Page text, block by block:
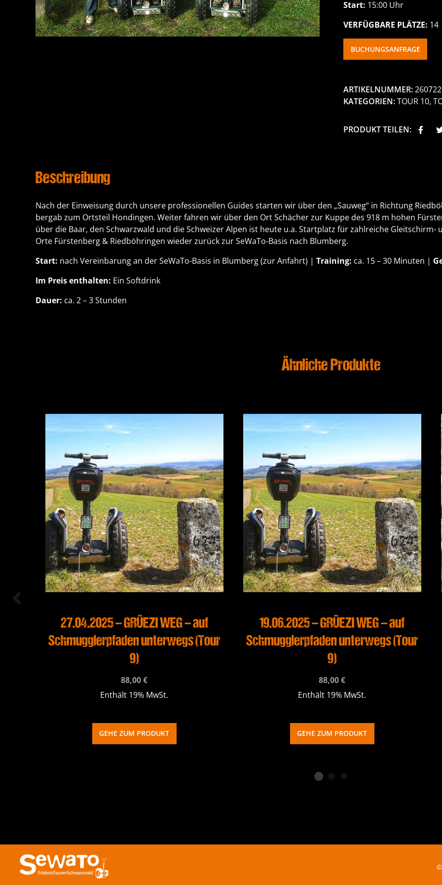
Start: 15:00 Uhr
VERFÜGBARE PLÄTZE: 14
BUCHUNGSANFRAGE
ARTIKELNUMMER:
KATEGORIEN:TOUR 10,
PRODUKT TEILEN:
Beschreibung
Nach der Einweisung durch unsere professionellen Guides starten wir über den „Sauweg“ in Richtung
bergab zum Ortsteil Hondingen. Weiter fahren wir über den Ort Schächer zur Kuppe des 918 m hohen
über die Baar, den Schwarzwald und die Schweizer Alpen ist heute u.a. Startplatz für zahlreiche
Orte Fürstenberg & Riedböhringen wieder zurück zur SeWaTo-Basis nach Blumberg.
Start: nach Vereinbarung an der SeWaTo-Basis in Blumberg (zur Anfahrt) | Training: ca. 15 – 30 Minuten |
Im Preis enthalten: Ein Softdrink
Dauer: ca. 2 – 3 Stunden
Ähnliche Produkte
27.04.2025 – GRÜEZI WEG – auf
Schmugglerpfaden unterwegs (Tour
9)
88,00€
Enthält 19% MwSt.
GEHE ZUM PRODUKT
19.06.2025 – GRÜEZI WEG – auf
Schmugglerpfaden unterwegs (Tour
9)
88,00€
Enthält 19% MwSt.
GEHE ZUM PRODUKT
©